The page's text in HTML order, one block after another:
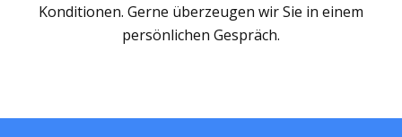
Konditionen. Gerne überzeugen wir Sie in einem
persönlichen Gespräch.